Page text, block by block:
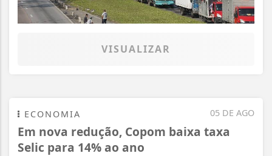
VISUALIZAR
05 DE AGO
ECONOMIA
Em nova redução, Copom baixa taxa
Selic para 14% ao ano